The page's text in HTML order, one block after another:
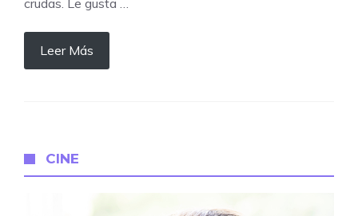
crudas. Le gusta …
Leer Más
CINE